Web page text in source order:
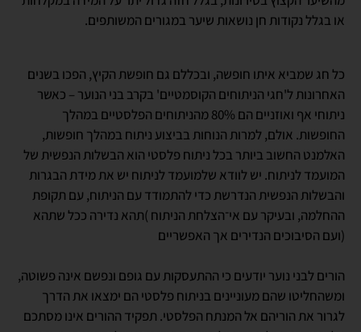
או בגלל נקודות חן נושאות שיער במגורים המשותפים.
כל חג שמביא איתו חופשה, ובכללם גם חופשת הקיץ, הפכו בשנים
האחרונות ל'חגי הניתוחים הקוסמטיים' בקרב בני הנוער – כאשר
ניתוחי אף ואוזניים הם 80% מהניתוחים הפלסטיים במהלך
החופשות. אולם, למרות הנוחות בביצוע ניתוח במהלך חופשות,
האלמנט החשוב ביותר בכל ניתוח פלסטי הוא הבשלות הנפשית של
המועמד לניתוח. יש לוודא שלמועמד לניתוח יש את מידת הבגרות
והבשלות הנפשית הנדרשת כדי להתמודד עם הניתוח, עם תקופת
ההחלמה, ובעיקר עם אי־הצלחת הניתוח )תהא נדירה ככל שתהא
(ועם הסיבוכים הנדירים אך האפשריים
הורים לבני נוער יודעים כי ההתעסקות עם גופם ונפשם אינה פשוטה,
ומשהחליטו שהם מעוניינים בניתוח פלסטי הם ימצאו את הדרך
לגרור את הוריהם אל המנתח הפלסטי. תפקיד ההורים אינו מסתכם